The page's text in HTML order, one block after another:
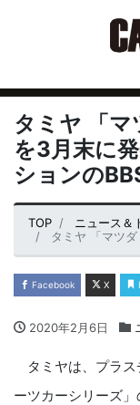
タミヤ 「マ
を3月末に
ションの
TOP
ニュース＆
タミヤ 「マツダ ロードスタ
Facebook X
2020年2月6日
タミヤは、プラス
ーツカーシリーズ